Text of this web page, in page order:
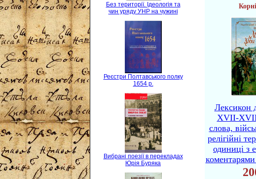
Без території. Ідеологія та
чин уряду УНР на чужині
Реєстри Полтавського полку
1654 р.
Вибрані поезії в перекладах
Юрія Буряка
Лексикон
XVII-XVIII
слова,
релігійні
одиниці з